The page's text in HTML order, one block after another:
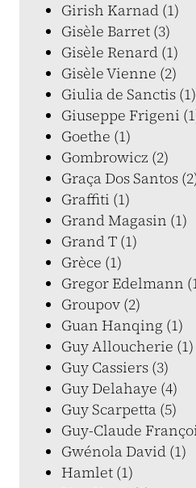
Girish Karnad (1)
Gisèle Barret (3)
Gisèle Renard (1)
Gisèle Vienne (2)
Giulia de Sanctis (1)
Giuseppe Frigeni
Goethe (1)
Gombrowicz (2)
Graça Dos Santos
Graffiti (1)
Grand Magasin (1)
Grand T (1)
Grèce (1)
Gregor Edelmann
Groupov (2)
Guan Hanqing (1)
Guy Alloucherie (1)
Guy Cassiers (3)
Guy Delahaye (4)
Guy Scarpetta (5)
Guy-Claude
Gwénola David (1)
Hamlet (1)